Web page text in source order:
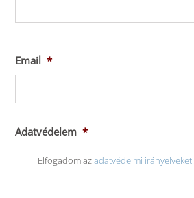
Email *
Adatvédelem *
Elfogadom azadatvédelmi irányelveket.